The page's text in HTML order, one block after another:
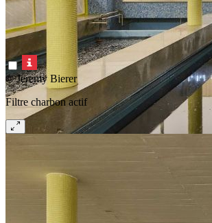
© Jeremy Bierer
Filtre charbon actif